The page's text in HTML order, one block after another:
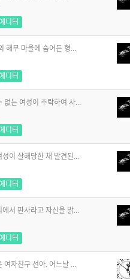
디터
해무 마을에 숨어든 형...
디터
없는 여성이 추락하여 사...
디터
이 살해당한 채 발견된...
디터
서 판사라고 자신을 밝...
디터
여자친구 선아. 어느날 ...